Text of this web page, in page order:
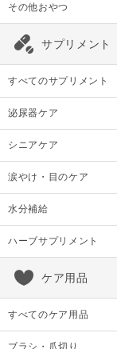
その他おやつ
サプリメント
すべてのサプリメント
泌尿器ケア
シニアケア
涙やけ・目のケア
水分補給
ハーブサプリメント
ケア用品
すべてのケア用品
ブラシ・爪切り